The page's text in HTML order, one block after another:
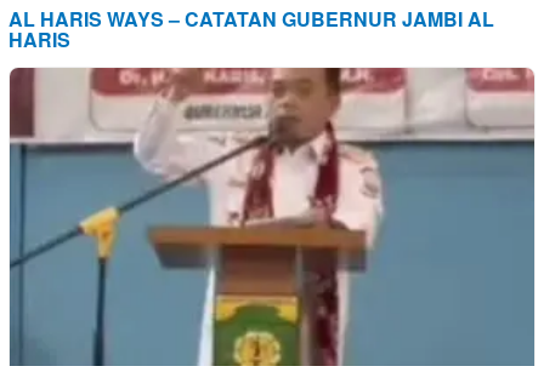
AL HARIS WAYS – CATATAN GUBERNUR JAMBI AL
HARIS